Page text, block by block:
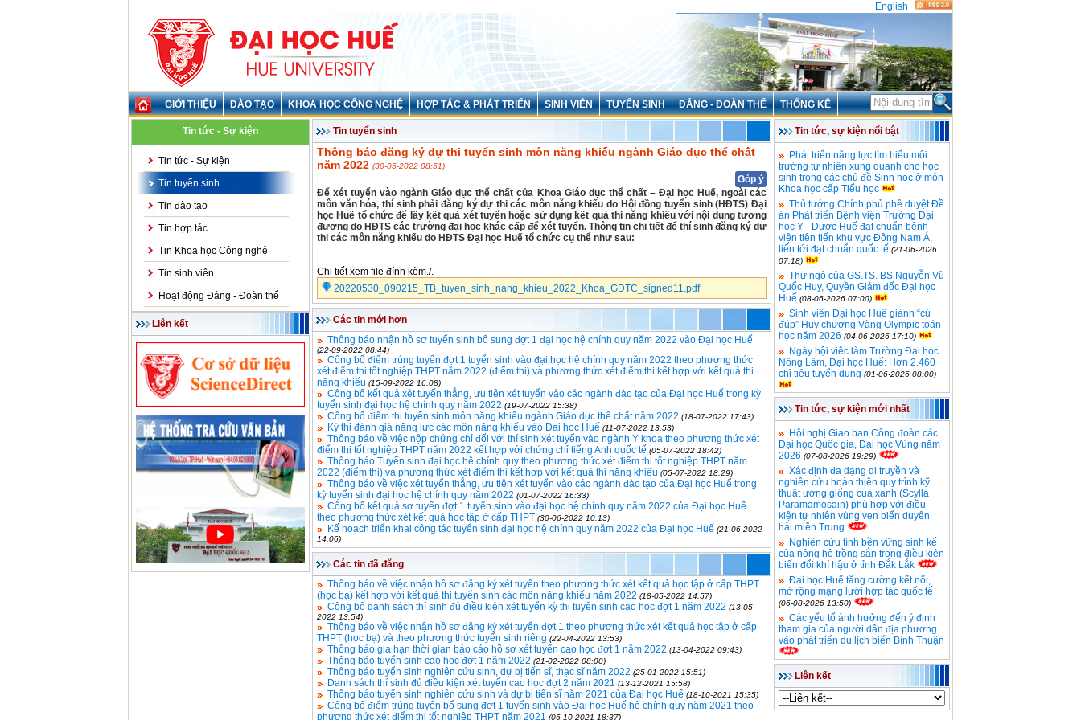
English
GIỚI THIỆU ĐÀO TẠO KHOA HỌC CÔNG NGHỆ HỢP TÁC & PHÁT TRIỂN SINH VIÊN TUYỂN SINH ĐẢNG - ĐOÀN THỂ THỐNG KÊ
Tin tức - Sự kiện
Tin tức - Sự kiện
Tin tuyển sinh
Tin đào tạo
Tin hợp tác
Tin Khoa học Công nghệ
Tin sinh viên
Hoạt động Đảng - Đoàn thể
Liên kết
Tin tuyển sinh
Thông báo đăng ký dự thi tuyển sinh môn năng khiếu ngành Giáo dục thể chất
năm 2022 (30-05-2022 08:51)
Góp ý
Để xét tuyển vào ngành Giáo dục thể chất của Khoa Giáo dục thể chất – Đại học Huế, ngoài các
môn văn hóa, thí sinh phải đăng ký dự thi các môn năng khiếu do Hội đồng tuyển sinh (HĐTS) Đại
học Huế tổ chức để lấy kết quả xét tuyển hoặc sử dụng kết quả thi năng khiếu với nội dung tương
đương do HĐTS các trường đại học khác cấp để xét tuyển. Thông tin chi tiết để thí sinh đăng ký dự
thi các môn năng khiếu do HĐTS Đại học Huế tổ chức cụ thể như sau:
Chi tiết xem file đính kèm./.
20220530_090215_TB_tuyen_sinh_nang_khieu_2022_Khoa_GDTC_signed11.pdf
Các tin mới hơn
Thông báo nhận hồ sơ tuyển sinh bổ sung đợt 1 đại học hệ chính quy năm 2022 vào Đại học Huế
(22-09-2022 08:44)
Công bố điểm trúng tuyển đợt 1 tuyển sinh vào đại học hệ chính quy năm 2022 theo phương thức
xét điểm thi tốt nghiệp THPT năm 2022 (điểm thi) và phương thức xét điểm thi kết hợp với kết quả thi
năng khiếu (15-09-2022 16:08)
Công bố kết quả xét tuyển thẳng, ưu tiên xét tuyển vào các ngành đào tạo của Đại học Huế trong kỳ
tuyển sinh đại học hệ chính quy năm 2022 (19-07-2022 15:38)
Công bố điểm thi tuyển sinh môn năng khiếu ngành Giáo dục thể chất năm 2022 (18-07-2022 17:43)
Kỳ thi đánh giá năng lực các môn năng khiếu vào Đại học Huế (11-07-2022 13:53)
Thông báo về việc nộp chứng chỉ đối với thí sinh xét tuyển vào ngành Y khoa theo phương thức xét
điểm thi tốt nghiệp THPT năm 2022 kết hợp với chứng chỉ tiếng Anh quốc tế (05-07-2022 18:42)
Thông báo Tuyển sinh đại học hệ chính quy theo phương thức xét điểm thi tốt nghiệp THPT năm
2022 (điểm thi) và phương thức xét điểm thi kết hợp với kết quả thi năng khiếu (05-07-2022 18:29)
Thông báo về việc xét tuyển thẳng, ưu tiên xét tuyển vào các ngành đào tạo của Đại học Huế trong
kỳ tuyển sinh đại học hệ chính quy năm 2022 (01-07-2022 16:33)
Công bố kết quả sơ tuyển đợt 1 tuyển sinh vào đại học hệ chính quy năm 2022 của Đại học Huế
theo phương thức xét kết quả học tập ở cấp THPT (30-06-2022 10:13)
Kế hoạch triển khai công tác tuyển sinh đại học hệ chính quy năm 2022 của Đại học Huế (21-06-2022
14:06)
Các tin đã đăng
Thông báo về việc nhận hồ sơ đăng ký xét tuyển theo phương thức xét kết quả học tập ở cấp THPT
(học bạ) kết hợp với kết quả thi tuyển sinh các môn năng khiếu năm 2022 (18-05-2022 14:57)
Công bố danh sách thí sinh đủ điều kiện xét tuyển kỳ thi tuyển sinh cao học đợt 1 năm 2022 (13-05-
2022 13:54)
Thông báo về việc nhận hồ sơ đăng ký xét tuyển đợt 1 theo phương thức xét kết quả học tập ở cấp
THPT (học bạ) và theo phương thức tuyển sinh riêng (22-04-2022 13:53)
Thông báo gia hạn thời gian báo cáo hồ sơ xét tuyển cao học đợt 1 năm 2022 (13-04-2022 09:43)
Thông báo tuyển sinh cao học đợt 1 năm 2022 (21-02-2022 08:00)
Thông báo tuyển sinh nghiên cứu sinh, dự bị tiến sĩ, thạc sĩ năm 2022 (25-01-2022 15:51)
Danh sách thí sinh đủ điều kiện xét tuyển cao học đợt 2 năm 2021 (13-12-2021 15:58)
Thông báo tuyển sinh nghiên cứu sinh và dự bị tiến sĩ năm 2021 của Đại học Huế (18-10-2021 15:35)
Công bố điểm trúng tuyển bổ sung đợt 1 tuyển sinh vào Đại học Huế hệ chính quy năm 2021 theo
phương thức xét điểm thi tốt nghiệp THPT năm 2021 (06-10-2021 18:37)
Tin tức, sự kiện nổi bật
Phát triển năng lực tìm hiểu môi
trường tự nhiên xung quanh cho học
sinh trong các chủ đề Sinh học ở môn
Khoa học cấp Tiểu học
Thủ tướng Chính phủ phê duyệt Đề
án Phát triển Bệnh viện Trường Đại
học Y - Dược Huế đạt chuẩn bệnh
viện tiên tiến khu vực Đông Nam Á,
tiến tới đạt chuẩn quốc tế (21-06-2026
07:18)
Thư ngỏ của GS.TS. BS Nguyễn Vũ
Quốc Huy, Quyền Giám đốc Đại học
Huế (08-06-2026 07:00)
Sinh viên Đại học Huế giành “cú
đúp” Huy chương Vàng Olympic toán
học năm 2026 (04-06-2026 17:10)
Ngày hội việc làm Trường Đại học
Nông Lâm, Đại học Huế: Hơn 2.460
chỉ tiêu tuyển dụng (01-06-2026 08:00)
Tin tức, sự kiện mới nhất
Hội nghị Giao ban Công đoàn các
Đại học Quốc gia, Đại học Vùng năm
2026 (07-08-2026 19:29)
Xác định đa dạng di truyền và
nghiên cứu hoàn thiện quy trình kỹ
thuật ương giống cua xanh (Scylla
Paramamosain) phù hợp với điều
kiện tự nhiên vùng ven biển duyên
hải miền Trung
Nghiên cứu tính bền vững sinh kế
của nông hộ trồng sắn trong điều kiện
biến đổi khí hậu ở tỉnh Đắk Lắk
Đại học Huế tăng cường kết nối,
mở rộng mạng lưới hợp tác quốc tế
(06-08-2026 13:50)
Các yếu tố ảnh hưởng đến ý định
tham gia của người dân địa phương
vào phát triển du lịch biển Bình Thuận
Liên kết